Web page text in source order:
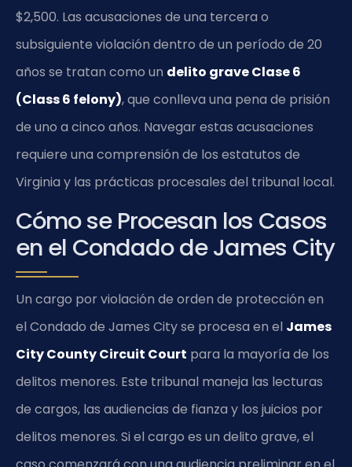
$2,500. Las acusaciones de una tercera o
subsiguiente violación dentro de un período de 20
años se tratan como un delito grave Clase 6
(Class 6 felony), que conlleva una pena de prisión
de uno a cinco años. Navegar estas acusaciones
requiere una comprensión de los estatutos de
Virginia y las prácticas procesales del tribunal local.
Cómo se Procesan los Casos
en el Condado de James City
Un cargo por violación de orden de protección en
el Condado de James City se procesa en el James
City County Circuit Court para la mayoría de los
delitos menores. Este tribunal maneja las lecturas
de cargos, las audiencias de fianza y los juicios por
delitos menores. Si el cargo es un delito grave, el